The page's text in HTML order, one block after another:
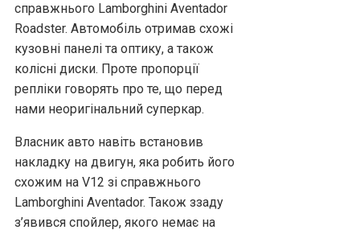
справжнього Lamborghini Aventador
Roadster. Автомобіль отримав схожі
кузовні панелі та оптику, а також
колісні диски. Проте пропорції
репліки говорять про те, що перед
нами неоригінальний суперкар.
Власник авто навіть встановив
накладку на двигун, яка робить його
схожим на V12 зі справжнього
Lamborghini Aventador. Також ззаду
з’явився спойлер, якого немає на